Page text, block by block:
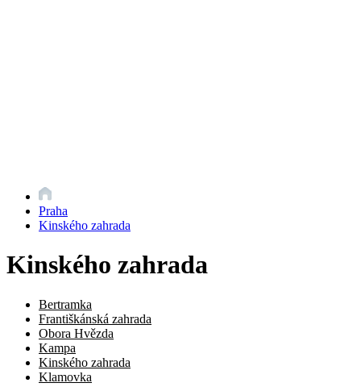
Praha
Kinského zahrada
Kinského zahrada
Bertramka
Františkánská zahrada
Obora Hvězda
Kampa
Kinského zahrada
Klamovka